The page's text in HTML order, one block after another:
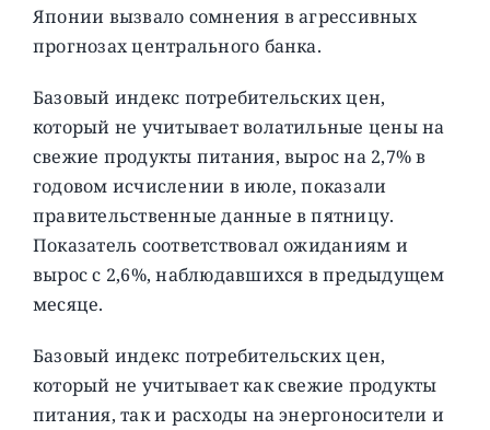
Японии вызвало сомнения в агрессивных
прогнозах центрального банка.
Базовый индекс потребительских цен,
который не учитывает волатильные цены на
свежие продукты питания, вырос на 2,7% в
годовом исчислении в июле, показали
правительственные данные в пятницу.
Показатель соответствовал ожиданиям и
вырос с 2,6%, наблюдавшихся в предыдущем
месяце.
Базовый индекс потребительских цен,
который не учитывает как свежие продукты
питания, так и расходы на энергоносители и